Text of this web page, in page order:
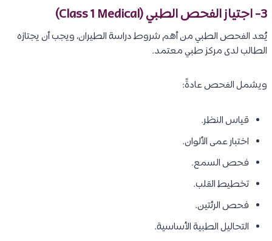
3- اجتياز الفحص الطبي (Class 1 Medical)
يُعد الفحص الطبي من أهم شروط دراسة الطيران، ويجب أن يجتازه
الطالب لدى مركز طبي معتمد.
ويشمل الفحص عادةً:
قياس النظر.
اختبار عمى الألوان.
فحص السمع.
تخطيط القلب.
فحص الرئتين.
التحاليل الطبية الأساسية.